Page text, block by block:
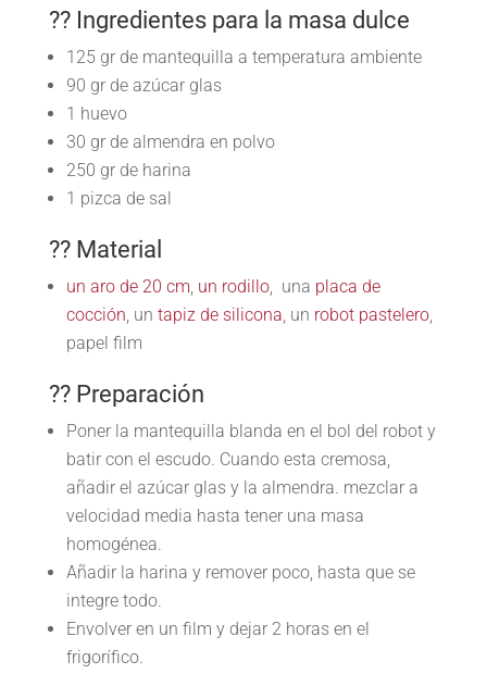
?? Ingredientes para la masa dulce
125 gr de mantequilla a temperatura ambiente
90 gr de azúcar glas
1 huevo
30 gr de almendra en polvo
250 gr de harina
1 pizca de sal
?? Material
un aro de 20 cm, un rodillo, una placa de
cocción, un tapiz de silicona, un robot pastelero,
papel film
?? Preparación
Poner la mantequilla blanda en el bol del robot y
batir con el escudo. Cuando esta cremosa,
añadir el azúcar glas y la almendra. mezclar a
velocidad media hasta tener una masa
homogénea.
Añadir la harina y remover poco, hasta que se
integre todo.
Envolver en un film y dejar 2 horas en el
frigorífico.